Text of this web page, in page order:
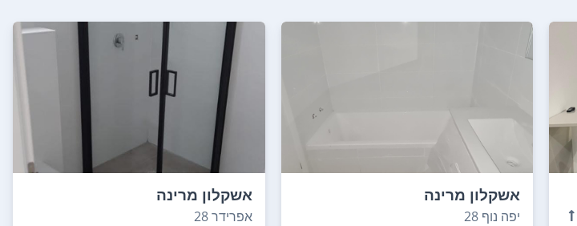
אשקלון מרינה
יפה נוף 28
אשקלון מרינה
אפרידר 28